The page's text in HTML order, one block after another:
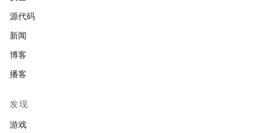
源代码
新闻
博客
播客
发现
游戏